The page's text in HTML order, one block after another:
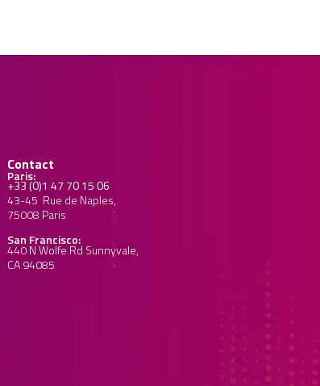
Contact
Paris:
+33 (0)1 47 70 15 06
43-45 Rue de Naples,
75008 Paris
San Francisco:
440 N Wolfe Rd Sunnyvale,
CA 94085